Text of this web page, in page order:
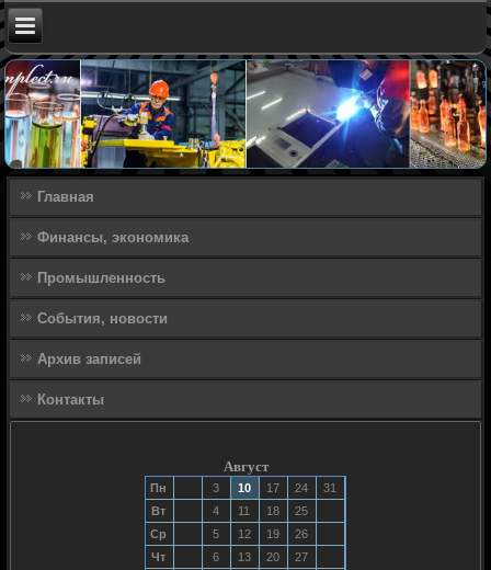
Главная
Финансы, экономика
Промышленность
События, новости
Архив записей
Контакты
Август
Пн 3 10 17 24
31
Вт
4 11 18
25
Ср
5 12 19
26
Чт
6 13 20
27